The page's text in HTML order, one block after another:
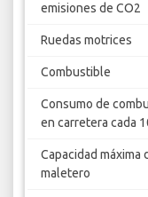
emisiones de CO2
Ruedas motrices
Combustible
Consumo de
en carretera cada
Capacidad máxima
maletero